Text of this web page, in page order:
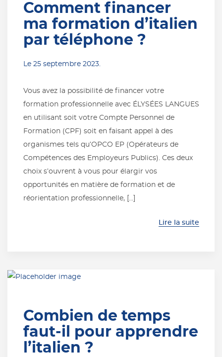
Comment financer
ma formation d’italien
par téléphone ?
Le 25 septembre 2023.
Vous avez la possibilité de financer votre
formation professionnelle avec ÉLYSÉES LANGUES
en utilisant soit votre Compte Personnel de
Formation (CPF) soit en faisant appel à des
organismes tels qu’OPCO EP (Opérateurs de
Compétences des Employeurs Publics). Ces deux
choix s’ouvrent à vous pour élargir vos
opportunités en matière de formation et de
réorientation professionnelle, […]
Lire la suite
Combien de temps
faut-il pour apprendre
l’italien ?